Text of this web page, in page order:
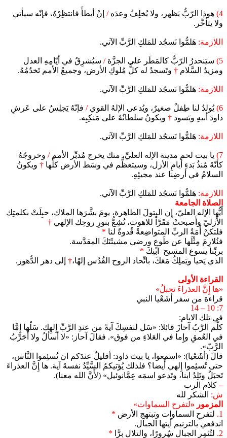
4) هوذا الرّبُّ يَظهر، ولا يُخلِفُ وعدَه/ إنْ أبطأَ فانتظِرْهُ، فإنّه سيأتي
ولا يتأخَّر.
اللازمة: هَلمُّوا نَسجُد للمَلكِ الرَّبِّ الآتي.
5) سيَنحدرُ الرّبُّ كالمَطَر على الجزَّة/ سيُشرِقُ في أيّامِهِ العدل
ومزيدُ السَّلام † وتَسجدُ له كلُّ مُلوكِ الأرض، وجميعُ الأمم تَخدُمُهُ.
اللازمة: هَلمُّوا نَسجُد للمَلكِ الرَّبِّ الآتي.
6) يُولدُ لنا طِفلٌ صغيرٌ، ويُدعى الإلهُ القوي/ فإنّهُ يَجلِسُ على عَرشِ
داودَ أبيهِ ويَسود † ويكونُ سلطانُهُ على مَنكِبِه.
اللازمة: هَلمُّوا نَسجُد للمَلكِ الرَّبِّ الآتي.
7) يا بيت لحم مدينة الإله العليِّ، منك يخرج مُدبِّر الأمم/ وخروجُهُ
كأنّهُ مُنذُ بَدءِ أيامِ الأزل، وسيتعظَّم في وسَط الأرض كلِّها † ويكونُ
السلامُ في أرضِنا عند مجيئِهِ.
اللازمة: هَلمُّوا نَسجُد للمَلكِ الرَّبِّ الآتي.
الصلاة الجامعة
أَيُّها الإله العليّ، إِن البتولَ الطاهرة، يومَ بشَّرَها الملاك، حبِلَتْ بكلمتِك
الأَزليّ وأَصبحتْ مَقَرَّاً للاهوت، تُشِعُّ بنورِ روحِك الإلهي †
فلتكنْ أَمَةُ الربِّ المتواضِعةُ قُدوةً لنا *
فنُلازِمَ مِثْلَها عن طَوعٍ ورضى مشيئَتَكَ المقدَّسة.
بربِّنا يسوع المسيح ابنِكَ *
الذي يَحيا ويَملِكُ مَعَكَ، باتِّحاد الروح القُدُس إلهًا،† إلى دهر الدُّهور.
القراءة الأولى
«ها إِنَّ العذراءَ تحبلُ»
قراءة من سفر أشَعْيا النبي
7: 10 – 14
في تلك الايام:
كلَّم الرَّبُ آحازَ قائلا: «سَل لنفسِكَ آيةً من عندِ الرَّبِّ إِلهِك. سَلْها إِمَّا
في العُمقِ وإِما في العَلاءِ من فوق». فقالَ آحاز: «لا أسألُ ولا أُجَرِّبُ
الرَّبّ».
قالَ (أشَعْيا): «اسمعوا، يا بيتَ داود: أقليلٌ عندَكم ان تُسئِموا النَّاس،
حتى تُسئِموا إِلهي أَيضا؟ فلذلك يُؤتيكمُ السَّيِّدُ نفسهُ آية. ها إِنَّ العذراءَ
تَحبَلُ وتَلِدُ ابنا، وتَدعو اسمَه عِمَّانوئيل» (لأَنَّ الله معنا).
– كلام الرب
ش: الشكر لله
المزمور «لتفرح السماوات»
1. لتفرحِ السماوات وتبتهج الأرض *
اندفعي بالترنيم أيتها الجبال.
2. لتُثمِر الجبال سُرورًا، والتلال بِرًّا *